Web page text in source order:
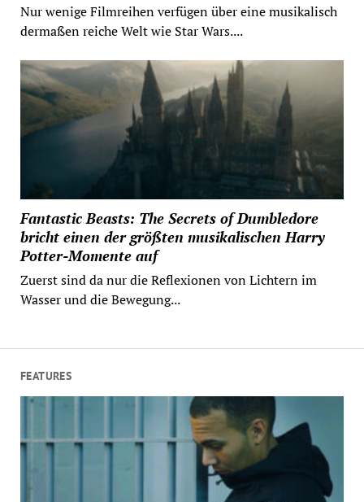
Nur wenige Filmreihen verfügen über eine musikalisch
dermaßen reiche Welt wie Star Wars....
Fantastic Beasts: The Secrets of Dumbledore
bricht einen der größten musikalischen Harry
Potter-Momente auf
Zuerst sind da nur die Reflexionen von Lichtern im
Wasser und die Bewegung...
FEATURES